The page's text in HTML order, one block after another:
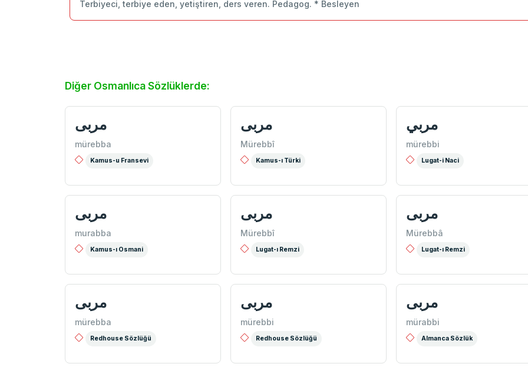
Terbiyeci, terbiye eden, yetiştiren, ders veren. Pedagog. * Besleyen
Diğer Osmanlıca Sözlüklerde:
مربی
mürebba
Kamus-u Fransevi
مربی
Mürebbî
Kamus-ı Türki
مربي
mürebbi
Lugat-i Naci
مربی
murabba
Kamus-ı Osmani
مربی
Mürebbî
Lugat-ı Remzi
مربی
Mürebbâ
Lugat-ı Remzi
مربی
mürebba
Redhouse Sözlüğü
مربی
mürebbi
Redhouse Sözlüğü
مربی
mürabbi
Almanca Sözlük